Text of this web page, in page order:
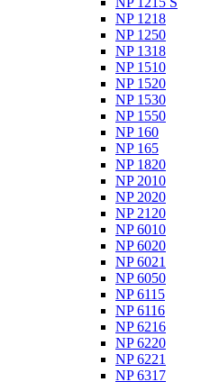
NP 1218
NP 1250
NP 1318
NP 1510
NP 1520
NP 1530
NP 1550
NP 160
NP 165
NP 1820
NP 2010
NP 2020
NP 2120
NP 6010
NP 6020
NP 6021
NP 6050
NP 6115
NP 6116
NP 6216
NP 6220
NP 6221
NP 6317